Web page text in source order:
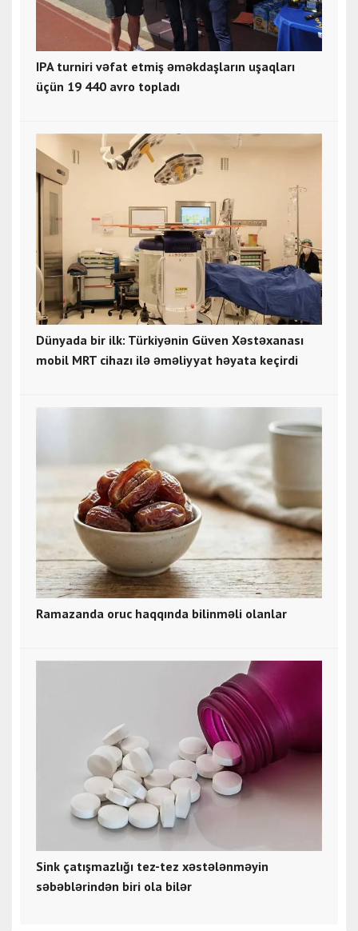
IPA turniri vəfat etmiş əməkdaşların uşaqları
üçün 19 440 avro topladı
Dünyada bir ilk: Türkiyənin Güven Xəstəxanası
mobil MRT cihazı ilə əməliyyat həyata keçirdi
Ramazanda oruc haqqında bilinməli olanlar
Sink çatışmazlığı tez-tez xəstələnməyin
səbəblərindən biri ola bilər